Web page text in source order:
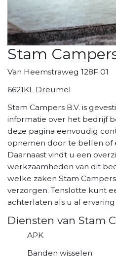
Stam
Van Heemstraweg 128F 01
6621KL Dreumel
Stam Campers B.V. is
informatie over het bedrijf
deze pagina eenvoudig
opnemen door te bellen of
Daarnaast vindt u een
werkzaamheden van dit
welke zaken Stam
verzorgen. Tenslotte kunt
achterlaten als u al
Diensten van Stam
APK
Banden wisselen